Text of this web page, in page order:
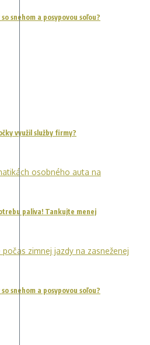
snehom a posypovou soľou?
využil služby firmy?
paliva! Tankujte menej
snehom a posypovou soľou?